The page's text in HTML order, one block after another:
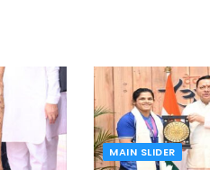
MAIN SLIDER